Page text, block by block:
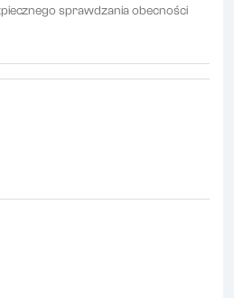
sprawdzania obecności